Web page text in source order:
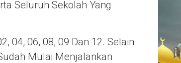
Seluruh Sekolah Yang
04, 06, 08, 09 Dan 12. Selain
Mulai Menjalankan